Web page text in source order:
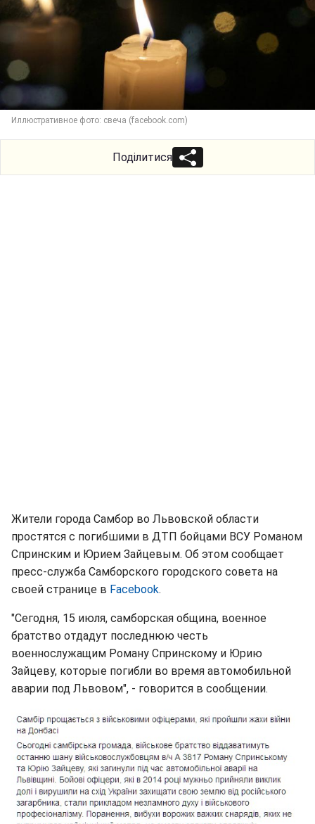
Иллюстративное фото: свеча (facebook.com)
Поділитися
Жители города Самбор во Львовской области
простятся с погибшими в ДТП бойцами ВСУ Романом
Спринским и Юрием Зайцевым. Об этом сообщает
пресс-служба Самборского городского совета на
своей странице в Facebook.
"Сегодня, 15 июля, самборская община, военное
братство отдадут последнюю честь
военнослужащим Роману Спринскому и Юрию
Зайцеву, которые погибли во время автомобильной
аварии под Львовом", - говорится в сообщении.